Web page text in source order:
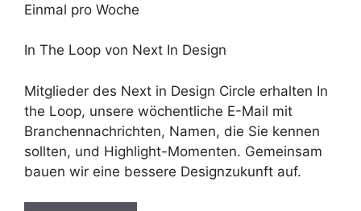
Einmal pro Woche
In The Loop von Next In Design
Mitglieder des Next in Design Circle erhalten In
the Loop, unsere wöchentliche E-Mail mit
Branchennachrichten, Namen, die Sie kennen
sollten, und Highlight-Momenten. Gemeinsam
bauen wir eine bessere Designzukunft auf.